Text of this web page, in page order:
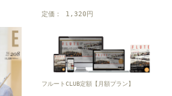
定価： 1,320円
フルートCLUB定額【月額プラン】